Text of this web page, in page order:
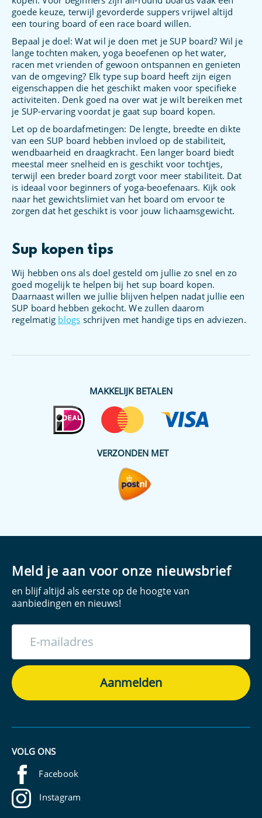
goede keuze, terwijl gevorderde suppers vrijwel altijd
een touring board of een race board willen.
Bepaal je doel: Wat wil je doen met je SUP board? Wil je
lange tochten maken, yoga beoefenen op het water,
racen met vrienden of gewoon ontspannen en genieten
van de omgeving? Elk type sup board heeft zijn eigen
eigenschappen die het geschikt maken voor specifieke
activiteiten. Denk goed na over wat je wilt bereiken met
je SUP-ervaring voordat je gaat sup board kopen.
Let op de boardafmetingen: De lengte, breedte en dikte
van een SUP board hebben invloed op de stabiliteit,
wendbaarheid en draagkracht. Een langer board biedt
meestal meer snelheid en is geschikt voor tochtjes,
terwijl een breder board zorgt voor meer stabiliteit. Dat
is ideaal voor beginners of yoga-beoefenaars. Kijk ook
naar het gewichtslimiet van het board om ervoor te
zorgen dat het geschikt is voor jouw lichaamsgewicht.
Sup kopen tips
Wij hebben ons als doel gesteld om jullie zo snel en zo
goed mogelijk te helpen bij het sup board kopen.
Daarnaast willen we jullie blijven helpen nadat jullie een
SUP board hebben gekocht. We zullen daarom
regelmatig blogs schrijven met handige tips en adviezen.
MAKKELIJK BETALEN
VERZONDEN MET
Meld je aan voor onze nieuwsbrief
en blijf altijd als eerste op de hoogte van
aanbiedingen en nieuws!
VOLG ONS
Facebook
Instagram